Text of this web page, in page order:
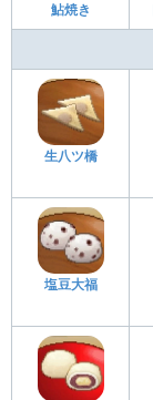
鮎焼き
生八ツ橋
塩豆大福